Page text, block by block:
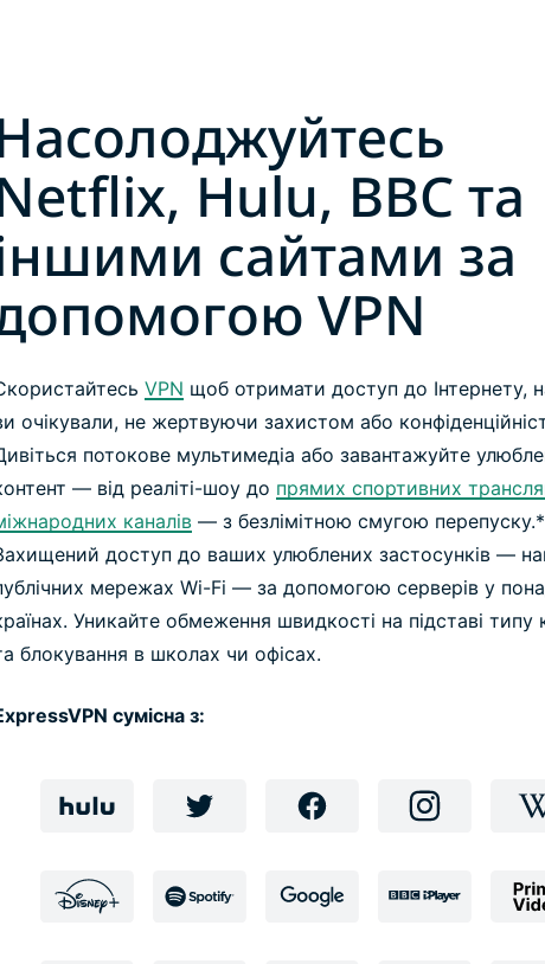
Hulu, BBC та
сайтами за
VPN
VPN щоб отримати доступ до Інтернету,
очікували, не жертвуючи захистом або
потокове мультимедіа або завантажуйте
— від реаліті-шоу до прямих спортивних
каналів— з безлімітною смугою перепуску.*
доступ до ваших улюблених застосунків —
мережах Wi-Fi — за допомогою серверів у
Уникайте обмеження швидкості на підставі типу
блокування в школах чи офісах.
сумісна з: